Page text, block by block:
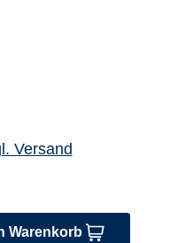
Versand
Warenkorb